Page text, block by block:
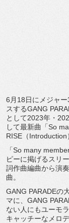
6月18日にメジャ
スするGANG
として2023年・
して最新曲「So
RISE（Introduction
「So many
ピーに掲げるスリ
詞作曲編曲から演奏
曲。
GANG PARADEの
マに、GANG
ない人 にもユーモ
キャッチーなメロ